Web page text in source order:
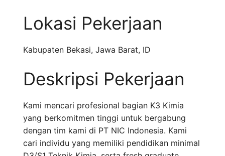
Lokasi Pekerjaan
Kabupaten Bekasi, Jawa Barat, ID
Deskripsi Pekerjaan
Kami mencari profesional bagian K3 Kimia
yang berkomitmen tinggi untuk bergabung
dengan tim kami di PT NIC Indonesia. Kami
cari individu yang memiliki pendidikan minimal